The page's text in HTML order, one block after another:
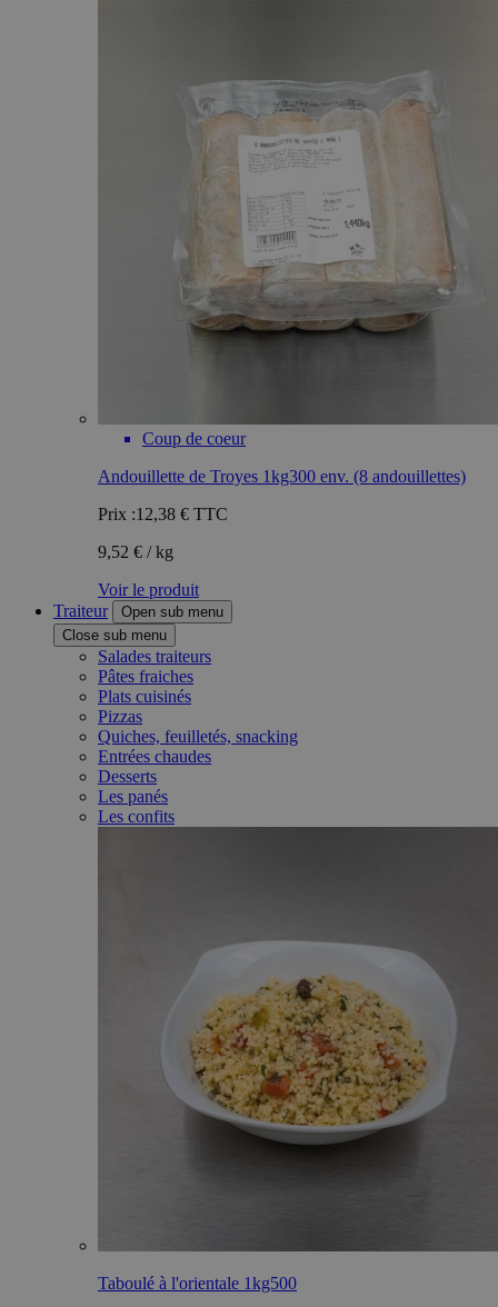
Coup de coeur
Andouillette de Troyes 1kg300 env. (8 andouillettes)
Prix :12,38 € TTC
9,52 € / kg
Voir le produit
Traiteur
Open sub menu
Close sub menu
Salades traiteurs
Pâtes fraiches
Plats cuisinés
Pizzas
Quiches, feuilletés, snacking
Entrées chaudes
Desserts
Les panés
Les confits
Taboulé à l'orientale 1kg500